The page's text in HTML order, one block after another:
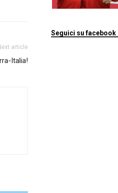
article
Italia!
Seguici su facebook